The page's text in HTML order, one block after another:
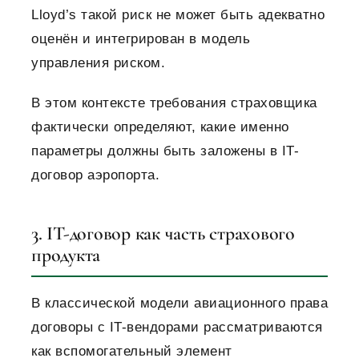
Lloyd’s такой риск не может быть адекватно
оценён и интегрирован в модель
управления риском.
В этом контексте требования страховщика
фактически определяют, какие именно
параметры должны быть заложены в IT-
договор аэропорта.
3. IT-договор как часть страхового
продукта
В классической модели авиационного права
договоры с IT-вендорами рассматриваются
как вспомогательный элемент